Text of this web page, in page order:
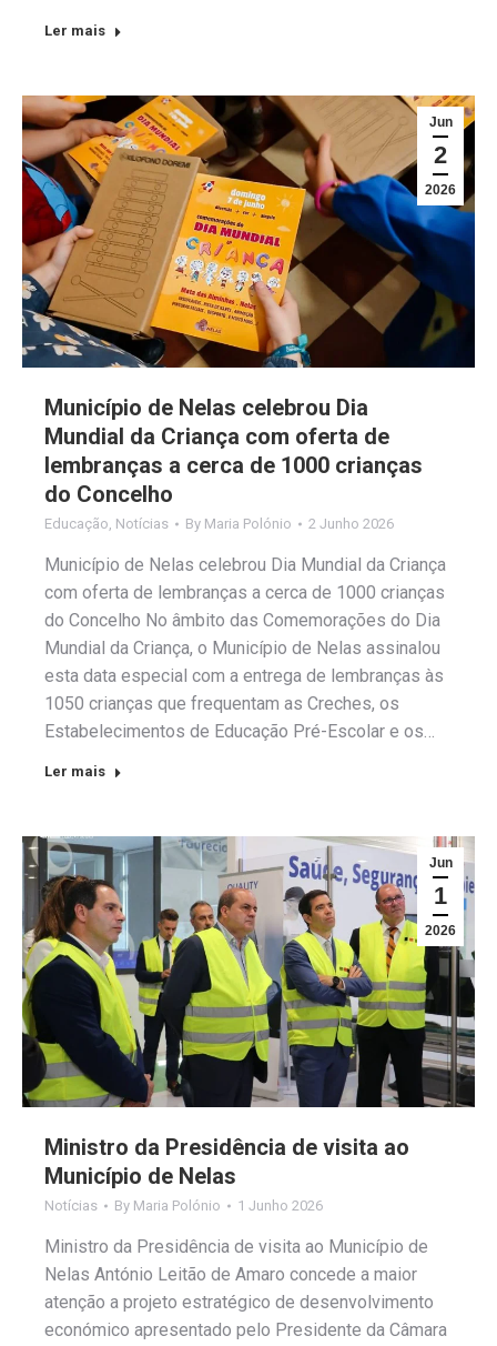
Ler mais
Jun
2
2026
Município de Nelas celebrou Dia
Mundial da Criança com oferta de
lembranças a cerca de 1000 crianças
do Concelho
Educação Notícias By Maria Polónio 2 Junho 2026
Município de Nelas celebrou Dia Mundial da Criança
com oferta de lembranças a cerca de 1000 crianças
do Concelho No âmbito das Comemorações do Dia
Mundial da Criança, o Município de Nelas assinalou
esta data especial com a entrega de lembranças às
1050 crianças que frequentam as Creches, os
Estabelecimentos de Educação Pré-Escolar e os…
Ler mais
Jun
1
2026
Ministro da Presidência de visita ao
Município de Nelas
Notícias By Maria Polónio 1 Junho 2026
Ministro da Presidência de visita ao Município de
Nelas António Leitão de Amaro concede a maior
atenção a projeto estratégico de desenvolvimento
económico apresentado pelo Presidente da Câmara